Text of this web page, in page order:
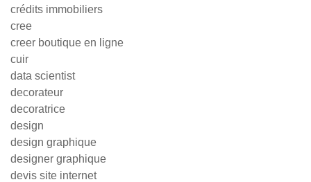
crédits immobiliers
cree
creer boutique en ligne
cuir
data scientist
decorateur
decoratrice
design
design graphique
designer graphique
devis site internet